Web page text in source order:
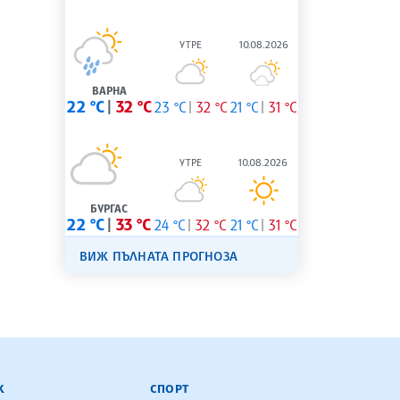
ВАРНА
22 °C 32 °C
УТРЕ
23 °C 32 °C
10.08.2026
21 °C 31 °C
БУРГАС
22 °C 33 °C
УТРЕ
24 °C 32 °C
10.08.2026
21 °C 31 °C
ВИЖ ПЪЛНАТА ПРОГНОЗА
СПОРТ